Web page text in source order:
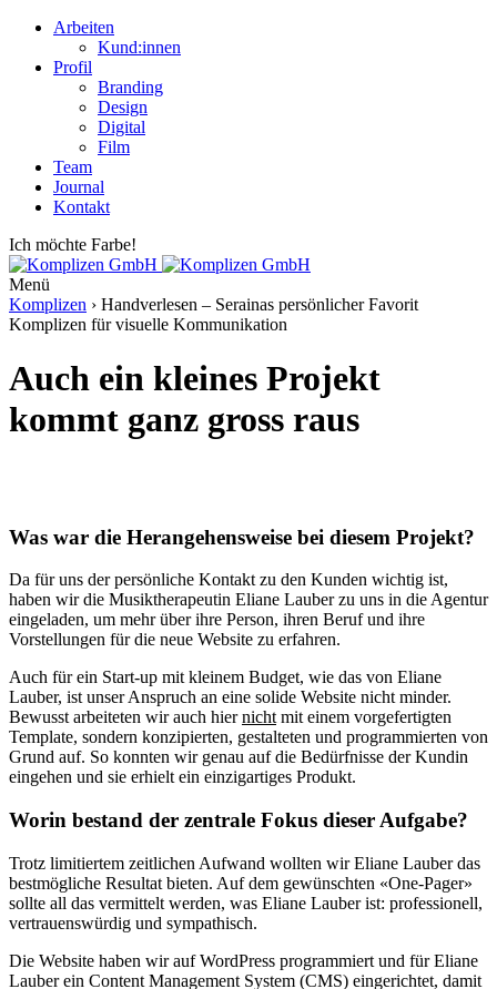
Arbeiten
Kund:innen
Profil
Branding
Design
Digital
Film
Team
Journal
Kontakt
Ich möchte Farbe!
Menü
Komplizen › Handverlesen – Serainas persönlicher Favorit
Komplizen für visuelle Kommunikation
Auch ein kleines Projekt
kommt ganz gross raus
Was war die Herangehensweise bei diesem Projekt?
Da für uns der persönliche Kontakt zu den Kunden wichtig ist,
haben wir die Musiktherapeutin Eliane Lauber zu uns in die Agentur
eingeladen, um mehr über ihre Person, ihren Beruf und ihre
Vorstellungen für die neue Website zu erfahren.
Auch für ein Start-up mit kleinem Budget, wie das von Eliane
Lauber, ist unser Anspruch an eine solide Website nicht minder.
Bewusst arbeiteten wir auch hiernicht mit einem vorgefertigten
Template, sondern konzipierten, gestalteten und programmierten von
Grund auf. So konnten wir genau auf die Bedürfnisse der Kundin
eingehen und sie erhielt ein einzigartiges Produkt.
Worin bestand der zentrale Fokus dieser Aufgabe?
Trotz limitiertem zeitlichen Aufwand wollten wir Eliane Lauber das
bestmögliche Resultat bieten. Auf dem gewünschten «One-Pager»
sollte all das vermittelt werden, was Eliane Lauber ist: professionell,
vertrauenswürdig und sympathisch.
Die Website haben wir auf WordPress programmiert und für Eliane
Lauber ein Content Management System (CMS) eingerichtet, damit